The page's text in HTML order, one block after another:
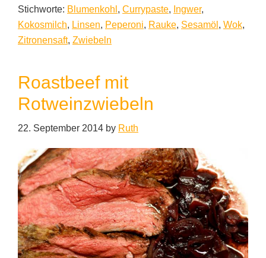
Stichworte: Blumenkohl , Currypaste, Ingwer,
Kokosmilch, Linsen, Peperoni, Rauke, Sesamöl , Wok,
Zitronensaft, Zwiebeln
Roastbeef mit
Rotweinzwiebeln
22. September 2014 by Ruth